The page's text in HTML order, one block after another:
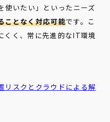
使いたい」といったニーズ
ことなく対応可能です。こ
くく、常に先進的なIT環境
リスクとクラウドによる解